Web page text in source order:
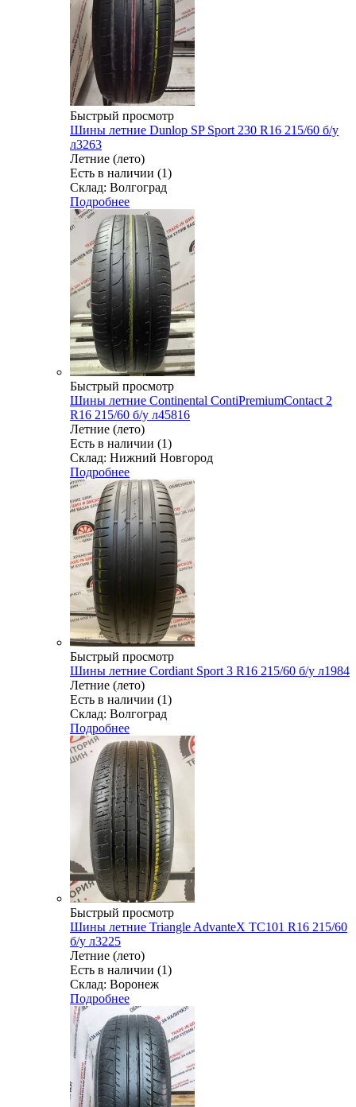
Быстрый просмотр
Шины летние Dunlop SP Sport 230 R16 215/60 б/у
л3263
Летние (лето)
Есть в наличии (1)
Склад: Волгоград
Подробнее
Быстрый просмотр
Шины летние Continental ContiPremiumContact 2
R16 215/60 б/у л45816
Летние (лето)
Есть в наличии (1)
Склад: Нижний Новгород
Подробнее
Быстрый просмотр
Шины летние Cordiant Sport 3 R16 215/60 б/у л1984
Летние (лето)
Есть в наличии (1)
Склад: Волгоград
Подробнее
Быстрый просмотр
Шины летние Triangle AdvanteX TC101 R16 215/60
б/у л3225
Летние (лето)
Есть в наличии (1)
Склад: Воронеж
Подробнее